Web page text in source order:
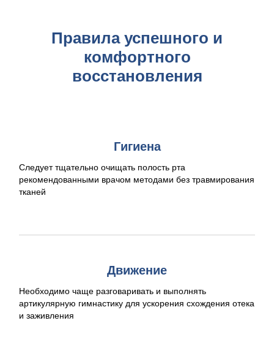
Правила успешного и
комфортного
восстановления
Гигиена
Следует тщательно очищать полость рта
рекомендованными врачом методами без травмирования
тканей
Движение
Необходимо чаще разговаривать и выполнять
артикулярную гимнастику для ускорения схождения отека
и заживления